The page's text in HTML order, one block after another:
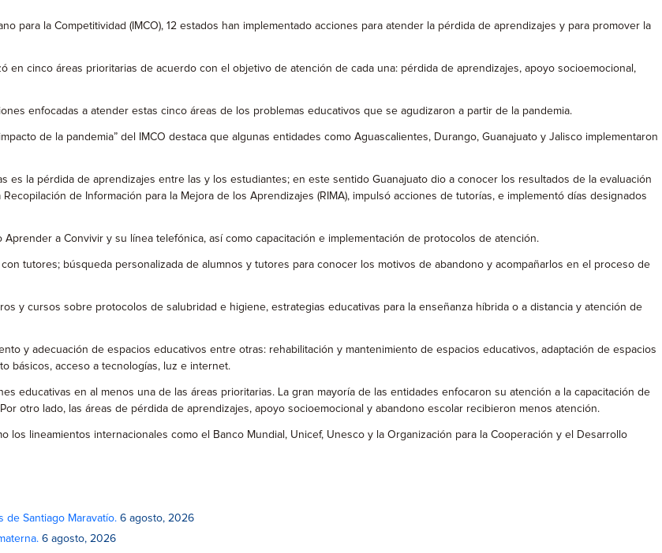
para la Competitividad (IMCO), 12 estados han implementado acciones para atender la pérdida de aprendizajes y para promover la
en cinco áreas prioritarias de acuerdo con el objetivo de atención de cada una: pérdida de aprendizajes, apoyo socioemocional,
enfocadas a atender estas cinco áreas de los problemas educativos que se agudizaron a partir de la pandemia.
de la pandemia” del IMCO destaca que algunas entidades como Aguascalientes, Durango, Guanajuato y Jalisco implementaron
es la pérdida de aprendizajes entre las y los estudiantes; en este sentido Guanajuato dio a conocer los resultados de la evaluación
de Información para la Mejora de los Aprendizajes (RIMA), impulsó acciones de tutorías, e implementó días designados
a Convivir y su línea telefónica, así como capacitación e implementación de protocolos de atención.
tutores; búsqueda personalizada de alumnos y tutores para conocer los motivos de abandono y acompañarlos en el proceso de
y cursos sobre protocolos de salubridad e higiene, estrategias educativas para la enseñanza híbrida o a distancia y atención de
y adecuación de espacios educativos entre otras: rehabilitación y mantenimiento de espacios educativos, adaptación de espacios
básicos, acceso a tecnologías, luz e internet.
educativas en al menos una de las áreas prioritarias. La gran mayoría de las entidades enfocaron su atención a la capacitación de
otro lado, las áreas de pérdida de aprendizajes, apoyo socioemocional y abandono escolar recibieron menos atención.
los lineamientos internacionales como el Banco Mundial, Unicef, Unesco y la Organización para la Cooperación y el Desarrollo
de Santiago Maravatío. 6 agosto, 2026
6 agosto, 2026